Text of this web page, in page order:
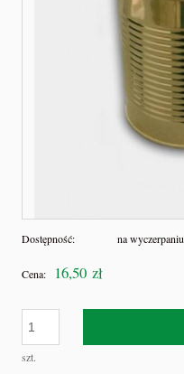
Dostępność: na wyczerpaniu
Cena: 16,50 zł
szt.